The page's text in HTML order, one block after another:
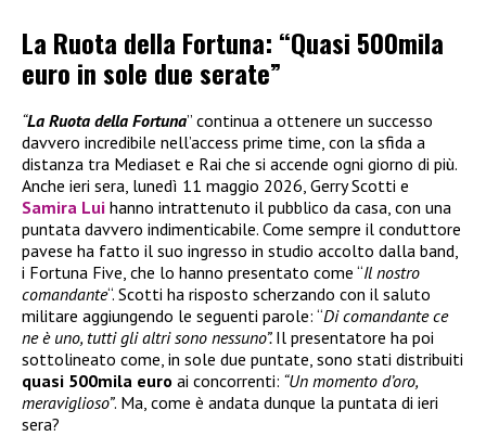
La Ruota della Fortuna: “Quasi 500mila
euro in sole due serate”
“La Ruota della Fortuna” continua a ottenere un successo
davvero incredibile nell’access prime time, con la sfida a
distanza tra Mediaset e Rai che si accende ogni giorno di più.
Anche ieri sera, lunedì 11 maggio 2026, Gerry Scotti e
Samira Lui hanno intrattenuto il pubblico da casa, con una
puntata davvero indimenticabile. Come sempre il conduttore
pavese ha fatto il suo ingresso in studio accolto dalla band,
i Fortuna Five, che lo hanno presentato come “Il nostro
comandante“. Scotti ha risposto scherzando con il saluto
militare aggiungendo le seguenti parole: “Di comandante ce
ne è uno, tutti gli altri sono nessuno”. Il presentatore ha poi
sottolineato come, in sole due puntate, sono stati distribuiti
quasi 500mila euro ai concorrenti: “Un momento d’oro,
meraviglioso”. Ma, come è andata dunque la puntata di ieri
sera?